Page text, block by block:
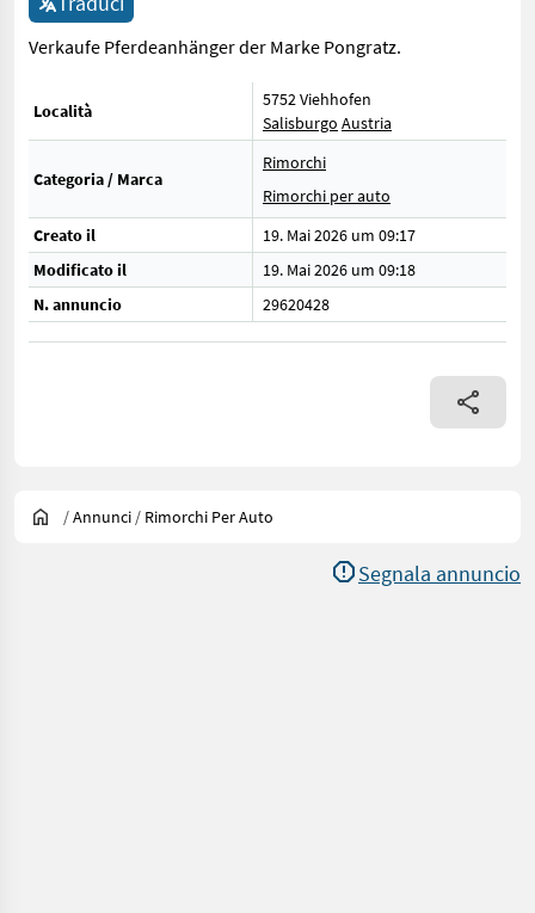
Verkaufe Pferdeanhänger der Marke Pongratz.
Località
5752 Viehhofen
Salisburgo Austria
Categoria / Marca
Rimorchi
Rimorchi per auto
Creato il
19. Mai 2026 um 09:17
Modificato il
19. Mai 2026 um 09:18
N. annuncio
29620428
/Annunci / Rimorchi Per Auto
Segnala annuncio